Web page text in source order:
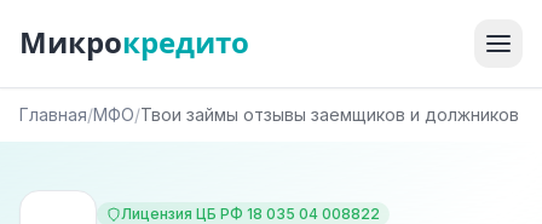
Микрокредито
Главная/МФО/Твои займы отзывы заемщиков и должников
Лицензия ЦБ РФ 18 035 04 008822